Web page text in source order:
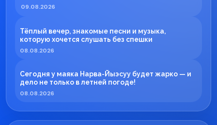
09.08.2026
Тёплый вечер, знакомые песни и музыка,
которую хочется слушать без спешки
08.08.2026
Сегодня у маяка Нарва-Йыэсуу будет жарко — и
дело не только в летней погоде!
08.08.2026